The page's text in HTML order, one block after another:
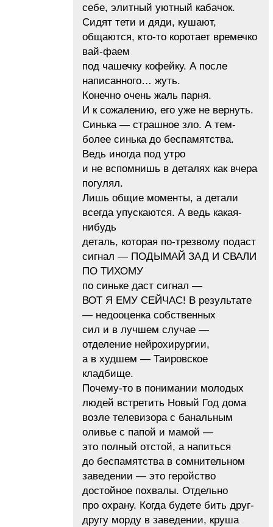
себе, элитный уютный кабачок.
Сидят тети и дяди, кушают,
общаются, кто-то коротает времечко
вай-фаем
под чашечку кофейку. А после
написанного… жуть.
Конечно очень жаль парня.
И к сожалению, его уже не вернуть.
Синька — страшное зло. А тем-
более синька до беспамятства.
Ведь иногда под утро
и не вспомнишь в деталях как вчера
погулял.
Лишь общие моменты, а детали
всегда упускаются. А ведь какая-
нибудь
деталь, которая по-трезвому подаст
сигнал — ПОДЫМАЙ ЗАД И СВАЛИ
ПО ТИХОМУ
по синьке даст сигнал —
ВОТ Я ЕМУ СЕЙЧАС! В результате
— недооценка собственных
сил и в лучшем случае —
отделение нейрохирургии,
а в худшем — Таировское
кладбище.
Почему-то в понимании молодых
людей встретить Новый Год дома
возле телевизора с банальным
оливье с папой и мамой —
это полный отстой, а напиться
до беспамятства в сомнительном
заведении — это геройство
достойное похвалы. Отдельно
про охрану. Когда будете бить друг-
другу морду в заведении, круша